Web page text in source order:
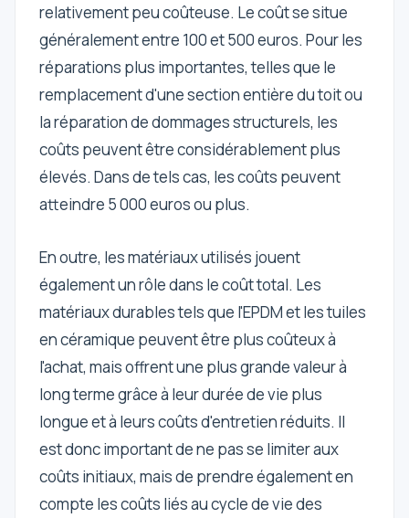
relativement peu coûteuse. Le coût se situe
généralement entre 100 et 500 euros. Pour les
réparations plus importantes, telles que le
remplacement d'une section entière du toit ou
la réparation de dommages structurels, les
coûts peuvent être considérablement plus
élevés. Dans de tels cas, les coûts peuvent
atteindre 5 000 euros ou plus.
En outre, les matériaux utilisés jouent
également un rôle dans le coût total. Les
matériaux durables tels que l'EPDM et les tuiles
en céramique peuvent être plus coûteux à
l'achat, mais offrent une plus grande valeur à
long terme grâce à leur durée de vie plus
longue et à leurs coûts d'entretien réduits. Il
est donc important de ne pas se limiter aux
coûts initiaux, mais de prendre également en
compte les coûts liés au cycle de vie des